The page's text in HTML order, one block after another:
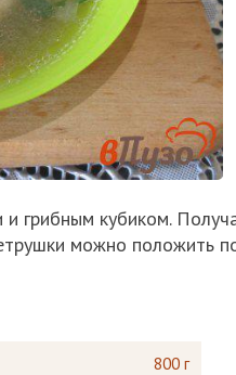
грибным кубиком.
можно положить
800 г